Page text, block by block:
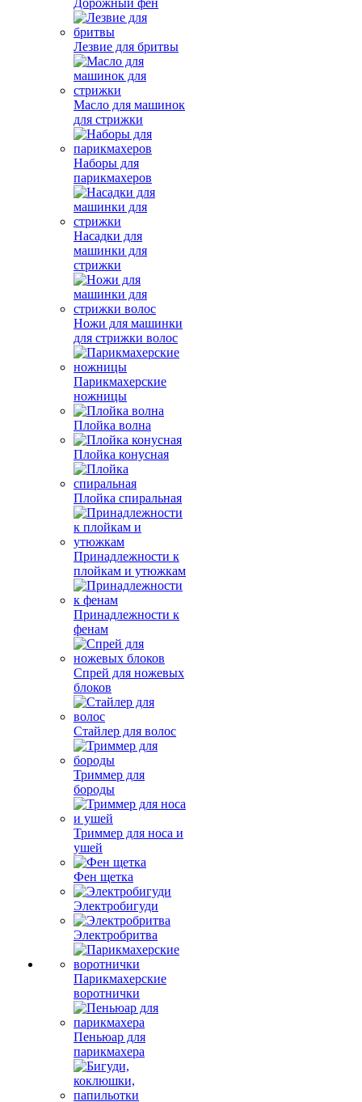
Дорожный фен
Лезвие для бритвы
Масло для машинок
для стрижки
Наборы для
парикмахеров
Насадки для
машинки для
стрижки
Ножи для машинки
для стрижки волос
Парикмахерские
ножницы
Плойка волна
Плойка конусная
Плойка спиральная
Принадлежности к
плойкам и утюжкам
Принадлежности к
фенам
Спрей для ножевых
блоков
Стайлер для волос
Триммер для
бороды
Триммер для носа и
ушей
Фен щетка
Электробигуди
Электробритва
Парикмахерские
воротнички
Пеньюар для
парикмахера